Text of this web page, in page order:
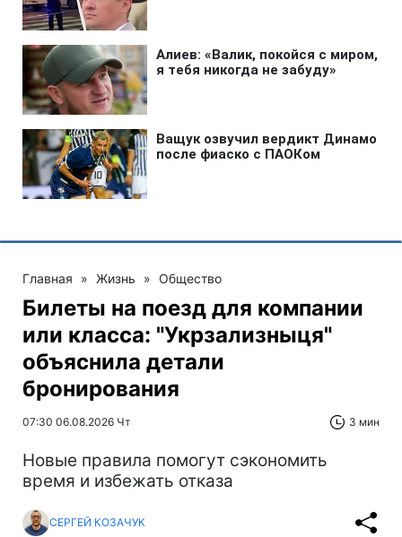
Главная » Жизнь » Общество
Билеты на поезд для компании
или класса: "Укрзализныця"
объяснила детали
бронирования
07:30 06.08.2026 Чт 3 мин
Новые правила помогут сэкономить
время и избежать отказа
СЕРГЕЙ КОЗАЧУК